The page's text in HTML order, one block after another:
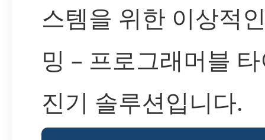
스템을 위한 이상적
밍 – 프로그래머블
진기 솔루션입니다.